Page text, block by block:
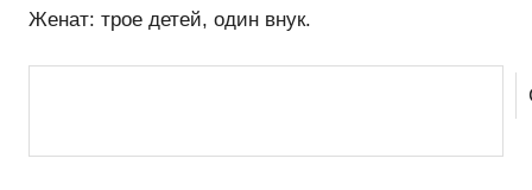
Женат: трое детей, один внук.